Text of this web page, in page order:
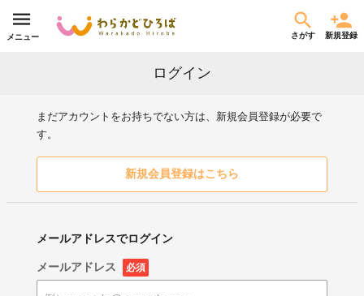
メニュー さがす 新規登録
ログイン
まだアカウントをお持ちでない方は、新規会員登録が必要で
す。
新規会員登録はこちら
メールアドレスでログイン
メールアドレス 必須